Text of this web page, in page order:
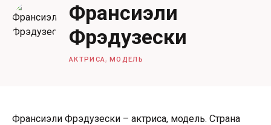
Франсиэли
Фрэдузески
АКТРИСА,МОДЕЛЬ
Франсиэли Фрэдузески – актриса, модель. Страна